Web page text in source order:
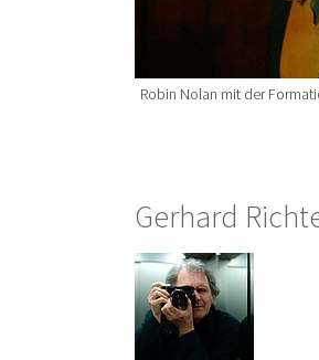
Robin Nolan mit der
Gerhard